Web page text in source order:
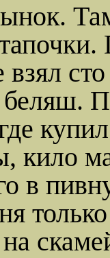
беляш.
кило
в